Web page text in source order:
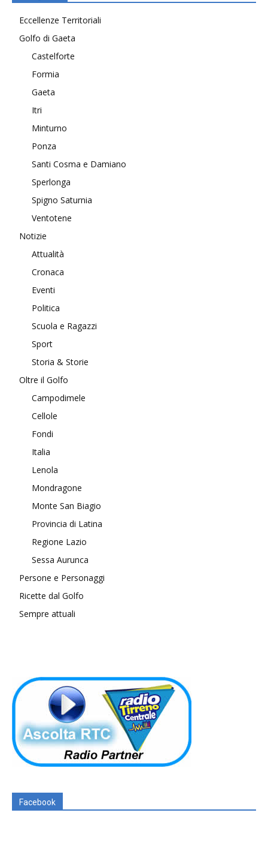
Eccellenze Territoriali
Golfo di Gaeta
Castelforte
Formia
Gaeta
Itri
Minturno
Ponza
Santi Cosma e Damiano
Sperlonga
Spigno Saturnia
Ventotene
Notizie
Attualità
Cronaca
Eventi
Politica
Scuola e Ragazzi
Sport
Storia & Storie
Oltre il Golfo
Campodimele
Cellole
Fondi
Italia
Lenola
Mondragone
Monte San Biagio
Provincia di Latina
Regione Lazio
Sessa Aurunca
Persone e Personaggi
Ricette dal Golfo
Sempre attuali
Facebook